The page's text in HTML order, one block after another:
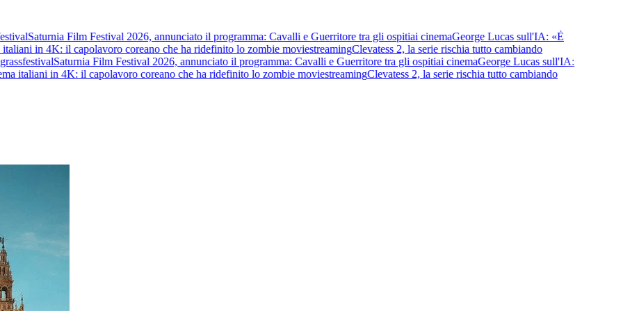
Saturnia Film Festival 2026, annunciato il programma: Cavalli e Guerritore tra gli ospitiai cinemaGeorge Lucas sull'IA: «È
in 4K: il capolavoro coreano che ha ridefinito lo zombie moviestreamingClevatess 2, la serie rischia tutto cambiando
festivalSaturnia Film Festival 2026, annunciato il programma: Cavalli e Guerritore tra gli ospitiai cinemaGeorge Lucas sull'IA:
italiani in 4K: il capolavoro coreano che ha ridefinito lo zombie moviestreamingClevatess 2, la serie rischia tutto cambiando